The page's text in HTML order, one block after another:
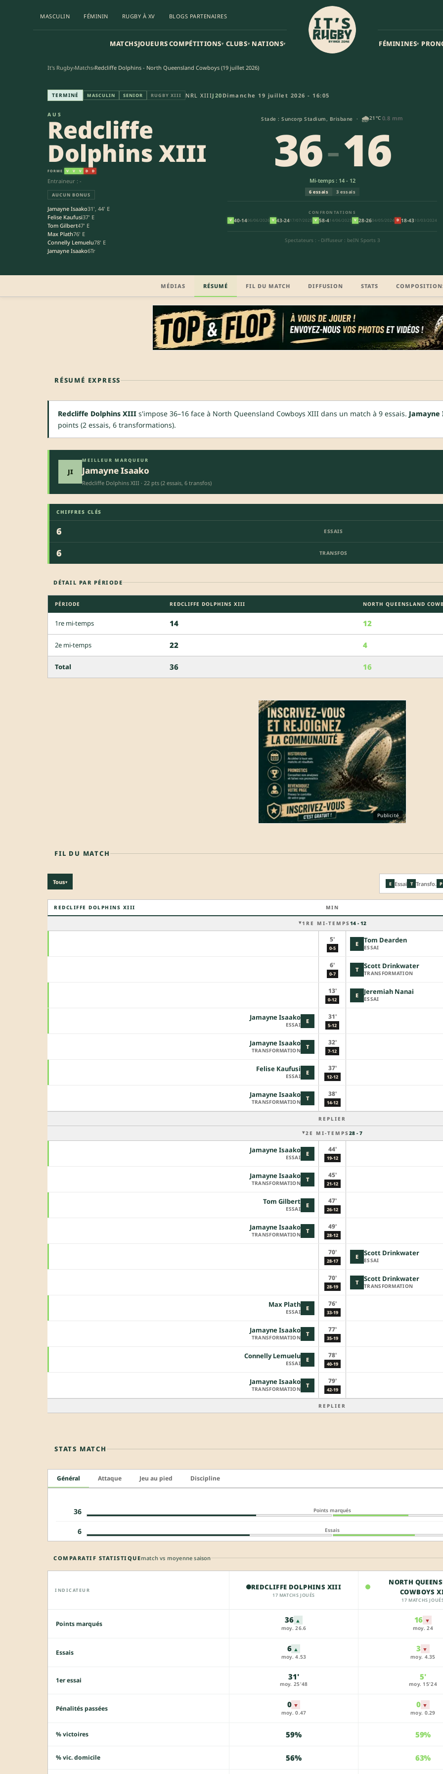
MASCULIN FÉMININ RUGBY À XV BLOGS PARTENAIRES
MATCHSJOUEURSCOMPÉTITIONS▾ CLUBS▾ NATIONS▾ FÉMININES▾
It's Rugby›Matchs›Redcliffe Dolphins - North Queensland Cowboys (19 juillet 2026)
Redcliffe Dolphins XIII - North Queensland Cowboys XIII
TERMINÉ MASCULIN SENIOR RUGBY XIII NRL XIIIJ20 Dimanche 19 juillet 2026 - 16:05
AUS
Redcliffe
Dolphins XIII
FORME V V V D D
Entraineur : -
AUCUN BONUS
Jamayne Isaako31', 44' E
Felise Kaufusi37' E
Tom Gilbert47' E
Max Plath76' E
Connelly Lemuelu78' E
Jamayne Isaako6Tr
Stade : Suncorp Stadium, Brisbane · 🌧️21°C 0.8 mm
36-16
Mi-temps : 14 - 12
6 essais 3 essais
CONFRONTATIONS
V 40-1406/06/2026 V 43-2417/07/2025 V 58-414/06/2025 V 28-2604/05/2024 D 18-4310/03/2024
Spectateurs : -·Diffuseur : beIN Sports 3
MÉDIAS RÉSUMÉ FIL DU MATCH DIFFUSION STATS
RÉSUMÉ EXPRESS
Redcliffe Dolphins XIII s'impose 36–16 face à North Queensland Cowboys XIII dans un match à 9 essais.
points (2 essais, 6 transformations).
JI
MEILLEUR MARQUEUR
Jamayne Isaako
Redcliffe Dolphins XIII · 22 pts (2 essais, 6 transfos)
CHIFFRES CLÉS
6 ESSAIS
6
TRANSFOS
DÉTAIL PAR PÉRIODE
PÉRIODE REDCLIFFE DOLPHINS XIII NORTH QUEENSLAND
1re mi-temps 14 12
2e mi-temps 22 4
Total 36 16
Publicité
FIL DU MATCH
Tous▾ E Essai T Transfo. P
REDCLIFFE DOLPHINS XIII MIN
1RE MI-TEMPS 14 - 12
5'
0-5
E Tom Dearden
ESSAI
6'
0-7
T Scott Drinkwater
TRANSFORMATION
13'
0-12
E Jeremiah Nanai
ESSAI
E
Jamayne Isaako
ESSAI
31'
5-12
T
Jamayne Isaako
TRANSFORMATION
32'
7-12
E
Felise Kaufusi
ESSAI
37'
12-12
T
Jamayne Isaako
TRANSFORMATION
38'
14-12
REPLIER
2E MI-TEMPS 28 - 7
E
Jamayne Isaako
ESSAI
44'
19-12
T
Jamayne Isaako
TRANSFORMATION
45'
21-12
E
Tom Gilbert
ESSAI
47'
26-12
T
Jamayne Isaako
TRANSFORMATION
49'
28-12
70'
28-17
E Scott Drinkwater
ESSAI
70'
28-19
T Scott Drinkwater
TRANSFORMATION
E
Max Plath
ESSAI
76'
33-19
T
Jamayne Isaako
TRANSFORMATION
77'
35-19
E
Connelly Lemuelu
ESSAI
78'
40-19
T
Jamayne Isaako
TRANSFORMATION
79'
42-19
REPLIER
STATS MATCH
Général Attaque Jeu au pied Discipline
36 Points marqués
6 Essais
COMPARATIF STATISTIQUEmatch vs moyenne saison
INDICATEUR REDCLIFFE DOLPHINS XIII
17 MATCHS JOUÉS
NORTH
COWBOYS
17 MATCHS
Points marqués 36 ▲
moy. 26.6
16 ▼
moy. 24
Essais 6 ▲
moy. 4.53
3 ▼
moy. 4.35
1er essai 31'
moy. 25'48
5'
moy. 15'24
Pénalités passées 0 ▼
moy. 0.47
0 ▼
moy. 0.29
% victoires 59% 59%
% vic. domicile 56% 63%